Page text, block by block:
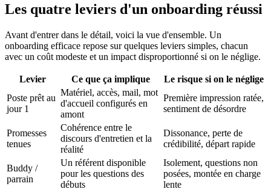
Les quatre leviers d'un onboarding réussi
Avant d'entrer dans le détail, voici la vue d'ensemble. Un
onboarding efficace repose sur quelques leviers simples, chacun
avec un coût modeste et un impact disproportionné si on le néglige.
Levier Ce que ça implique
Le risque si on le néglige
Poste prêt au
jour 1
Matériel, accès, mail, mot
d'accueil configurés en
amont
Première impression ratée,
sentiment de désordre
Promesses
tenues
Cohérence entre le
discours d'entretien et la
réalité
Dissonance, perte de
crédibilité, départ rapide
Buddy /
parrain
Un référent disponible
pour les questions des
débuts
Isolement, questions non
posées, montée en charge
lente